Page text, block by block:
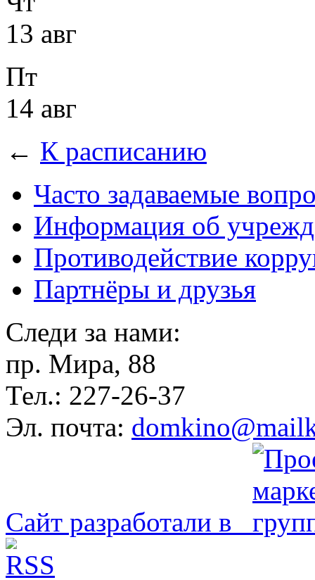
13 авг
Пт
14 авг
← К расписанию
Часто задаваемые
Информация об
Противодействие
Партнёры и друзья
Следи за нами:
пр. Мира, 88
Тел.: 227-26-37
Эл. почта:
Сайт разработали в